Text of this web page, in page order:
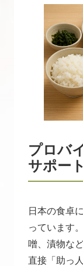
プロバ
サポート
日本の食卓
っています
噌、漬物な
直接「助っ